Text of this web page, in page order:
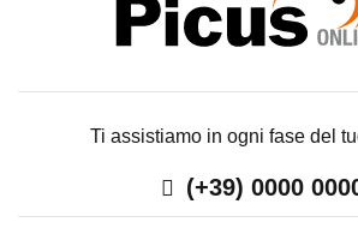
Ti assistiamo in ogni fase del
(+39) 0000